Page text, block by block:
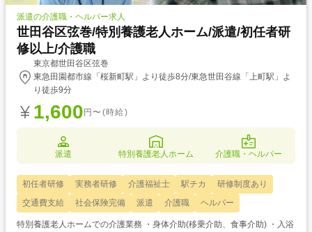
派遣の介護職・ヘルパー求人
世田谷区弦巻/特別養護老人ホーム/派遣/初任者研
修以上/介護職
東京都世田谷区弦巻
東急田園都市線「桜新町駅」より徒歩8分/東急世田谷線「上町駅」よ
り徒歩9分
1,600 円〜(時給)
派遣 特別養護老人ホーム 介護職・ヘルパー
初任者研修 実務者研修 介護福祉士 駅チカ
研修制度あり
交通費支給
社会保険完備 派遣 介護職 ヘルパー
特別養護老人ホームでの介護業務 ・身体介助(移乗介助、食事介助) ・入浴